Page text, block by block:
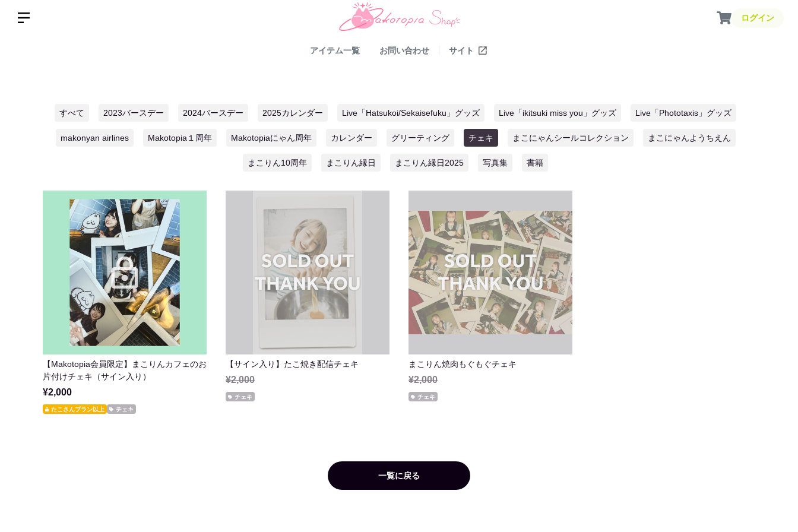
ログイン
アイテム一覧 お問い合わせ サイト
すべて 2023バースデー 2024バースデー 2025カレンダー Live「Hatsukoi/Sekaisefuku」グッズ Live「ikitsuki miss you」グッズ Live「Phototaxis」グッズ
makonyan airlines Makotopia１周年 Makotopiaにゃん周年 カレンダー グリーティング チェキ まこにゃんシールコレクション まこにゃんようちえん
まこりん10周年 まこりん縁日 まこりん縁日2025 写真集 書籍
【Makotopia会員限定】まこりんカフェのお
片付けチェキ（サイン入り）
¥2,000
たこさんプラン以上 チェキ
【サイン入り】たこ焼き配信チェキ
¥2,000
チェキ
まこりん焼肉もぐもぐチェキ
¥2,000
チェキ
一覧に戻る